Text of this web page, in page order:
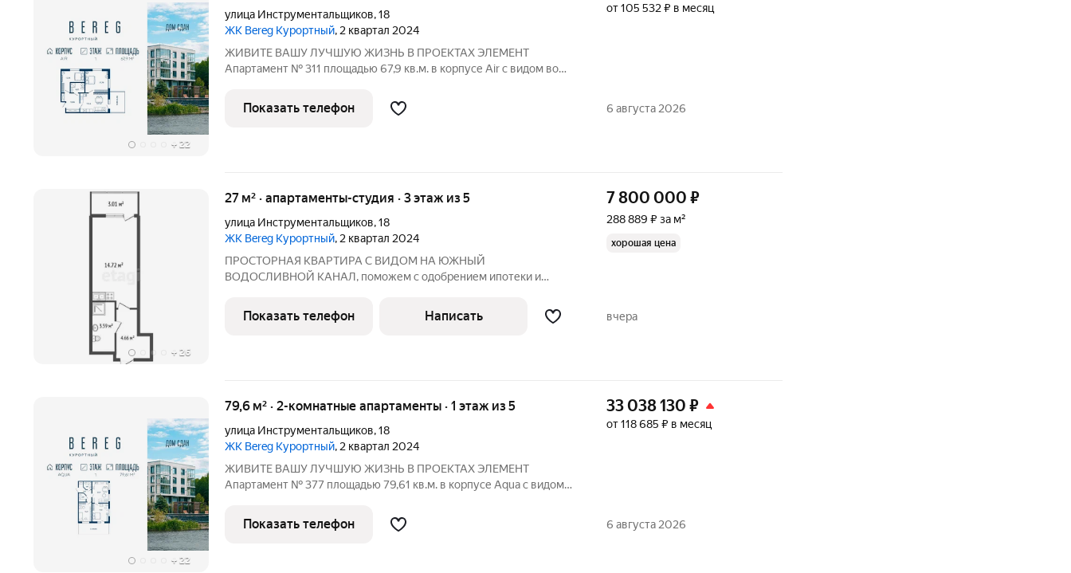
+ 22
улица Инструментальщиков,18
ЖК Bereg Курортный, 2 квартал 2024
ЖИВИТЕ ВАШУ ЛУЧШУЮ ЖИЗНЬ В ПРОЕКТАХ ЭЛЕМЕНТ
Апартамент № 311 площадью 67,9 кв.м. в корпусе Air с видом во
петербургского девелопера ELEMENT (ранее Element
Development) в Санкт-Петербурге,
от 105 532 ₽ в месяц
Показать телефон 6 августа 2026
+ 26
27 м² · апартаменты-студия · 3 этаж из 5
улица Инструментальщиков,18
ЖК Bereg Курортный, 2 квартал 2024
ПРОСТОРНАЯ КВАРТИРА С ВИДОМ НА ЮЖНЫЙ
ВОДОСЛИВНОЙ КАНАЛ, поможем с одобрением ипотеки и
возможность приобрести эту просторную и уютную квартиру в
одном из самых спокойных районов нашего города.
7 800 000 ₽
288 889 ₽ за м²
хорошая цена
Показать телефон Написать вчера
+ 22
79,6 м² · 2-комнатные апартаменты · 1 этаж из 5
улица Инструментальщиков,18
ЖК Bereg Курортный, 2 квартал 2024
ЖИВИТЕ ВАШУ ЛУЧШУЮ ЖИЗНЬ В ПРОЕКТАХ ЭЛЕМЕНТ
Апартамент № 377 площадью 79,61 кв.м. в корпусе Aqua с видом
петербургского девелопера ELEMENT (ранее Element
Development) в
33 038 130 ₽
от 118 685 ₽ в месяц
Показать телефон 6 августа 2026